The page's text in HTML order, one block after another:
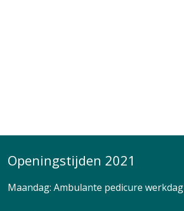
Openingstijden 2021
Maandag: Ambulante pedicure werkdag